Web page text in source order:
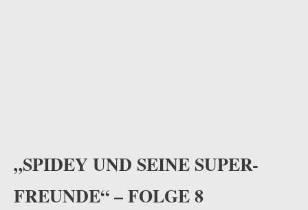
„SPIDEY UND SEINE SUPER-
FREUNDE“ – FOLGE 8